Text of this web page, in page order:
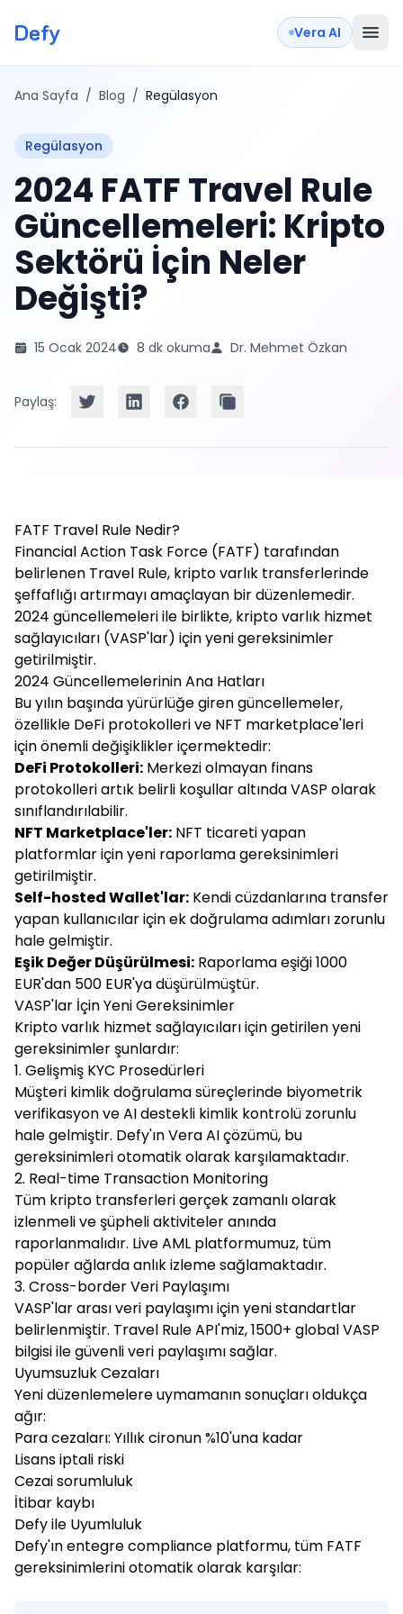
Defy Vera AI
Ana Sayfa / Blog / Regülasyon
Regülasyon
2024 FATF Travel Rule
Güncellemeleri: Kripto
Sektörü İçin Neler
Değişti?
15 Ocak 2024 8 dk okuma Dr. Mehmet Özkan
Paylaş:
FATF Travel Rule Nedir?
Financial Action Task Force (FATF) tarafından
belirlenen Travel Rule, kripto varlık transferlerinde
şeffaflığı artırmayı amaçlayan bir düzenlemedir.
2024 güncellemeleri ile birlikte, kripto varlık hizmet
sağlayıcıları (VASP'lar) için yeni gereksinimler
getirilmiştir.
2024 Güncellemelerinin Ana Hatları
Bu yılın başında yürürlüğe giren güncellemeler,
özellikle DeFi protokolleri ve NFT marketplace'leri
için önemli değişiklikler içermektedir:
DeFi Protokolleri: Merkezi olmayan finans
protokolleri artık belirli koşullar altında VASP olarak
sınıflandırılabilir.
NFT Marketplace'ler: NFT ticareti yapan
platformlar için yeni raporlama gereksinimleri
getirilmiştir.
Self-hosted Wallet'lar: Kendi cüzdanlarına transfer
yapan kullanıcılar için ek doğrulama adımları zorunlu
hale gelmiştir.
Eşik Değer Düşürülmesi: Raporlama eşiği 1000
EUR'dan 500 EUR'ya düşürülmüştür.
VASP'lar İçin Yeni Gereksinimler
Kripto varlık hizmet sağlayıcıları için getirilen yeni
gereksinimler şunlardır:
1. Gelişmiş KYC Prosedürleri
Müşteri kimlik doğrulama süreçlerinde biyometrik
verifikasyon ve AI destekli kimlik kontrolü zorunlu
hale gelmiştir. Defy'ın Vera AI çözümü, bu
gereksinimleri otomatik olarak karşılamaktadır.
2. Real-time Transaction Monitoring
Tüm kripto transferleri gerçek zamanlı olarak
izlenmeli ve şüpheli aktiviteler anında
raporlanmalıdır. Live AML platformumuz, tüm
popüler ağlarda anlık izleme sağlamaktadır.
3. Cross-border Veri Paylaşımı
VASP'lar arası veri paylaşımı için yeni standartlar
belirlenmiştir. Travel Rule API'miz, 1500+ global VASP
bilgisi ile güvenli veri paylaşımı sağlar.
Uyumsuzluk Cezaları
Yeni düzenlemelere uymamanın sonuçları oldukça
ağır:
Para cezaları: Yıllık cironun %10'una kadar
Lisans iptali riski
Cezai sorumluluk
İtibar kaybı
Defy ile Uyumluluk
Defy'ın entegre compliance platformu, tüm FATF
gereksinimlerini otomatik olarak karşılar: